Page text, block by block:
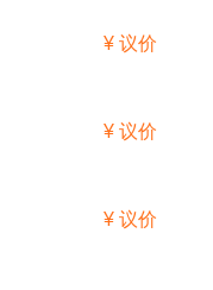
¥ 议价
¥ 议价
¥ 议价